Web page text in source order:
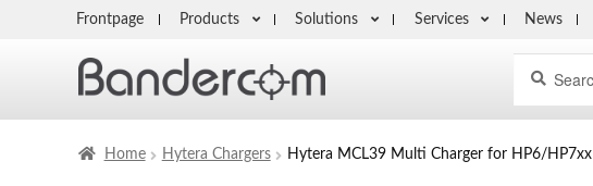
Frontpage Products Solutions Services News
for:
Home Hytera Chargers Hytera MCL39 Multi Charger for HP6/HP7xx